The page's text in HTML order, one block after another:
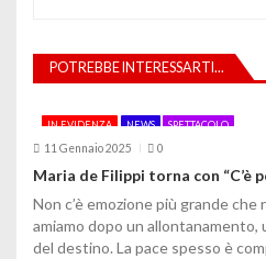
i
o
n
e
a
POTREBBE INTERESSARTI...
IN EVIDENZA NEWS SPETTACOLO
11 Gennaio 2025 0
Maria de Filippi torna con “C’è
Non c’è emozione più grande
amiamo dopo un
del destino. La pace spesso è